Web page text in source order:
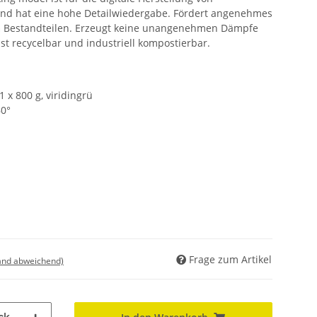
hat eine hohe Detailwiedergabe. Fördert angenehmes
Erzeugt keine unangenehmen Dämpfe
recycelbar und industriell kompostierbar.
x 800 g, viridingrü
abweichend) Frage zum Artikel